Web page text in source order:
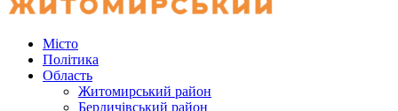
Місто
Політика
Область
Житомирський район
Бердичівський район